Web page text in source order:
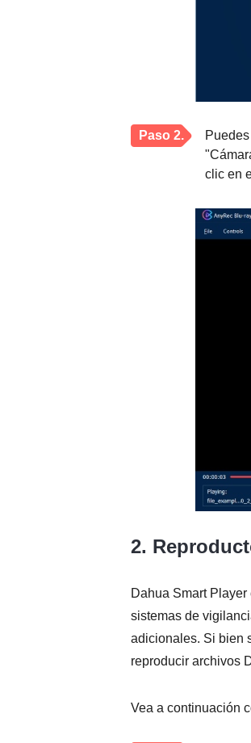
Paso 2.
clic en
2.
Dahua Smart
sistemas de
adicionales. Si bien
reproducir archivos
Vea a continuación